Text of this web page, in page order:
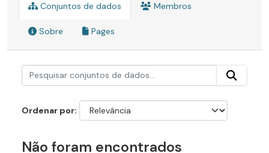
Conjuntos de dados Membros
Sobre Pages
Ordenar por
Não foram encontrados